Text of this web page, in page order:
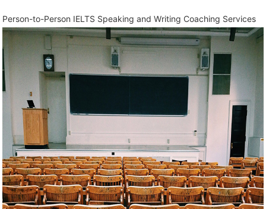
Person-to-Person IELTS Speaking and Writing Coaching Services